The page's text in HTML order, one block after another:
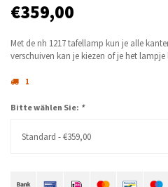
€359,00
Met de nh 1217 tafellamp kun je alle
verschuiven kan je kiezen of je het
1
Bitte wählen Sie: *
Standard - €359,00